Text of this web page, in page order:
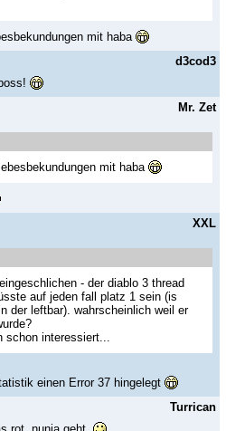
mit haba
d3cod3
Mr. Zet
mit haba
XXL
- der diablo 3 thread
auf jeden fall platz 1 sein (is
der leftbar). wahrscheinlich weil er
interessiert...
einen Error 37 hingelegt
Turrican